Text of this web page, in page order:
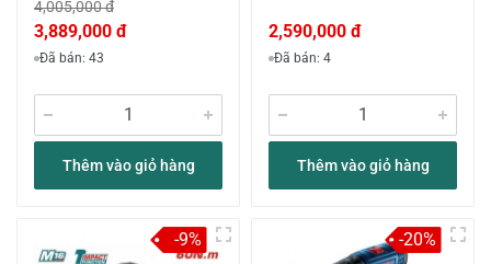
4,005,000 đ
3,889,000 đ
Đã bán: 43
Thêm vào giỏ hàng
2,590,000 đ
Đã bán: 4
Thêm vào giỏ hàng
-9% -20%